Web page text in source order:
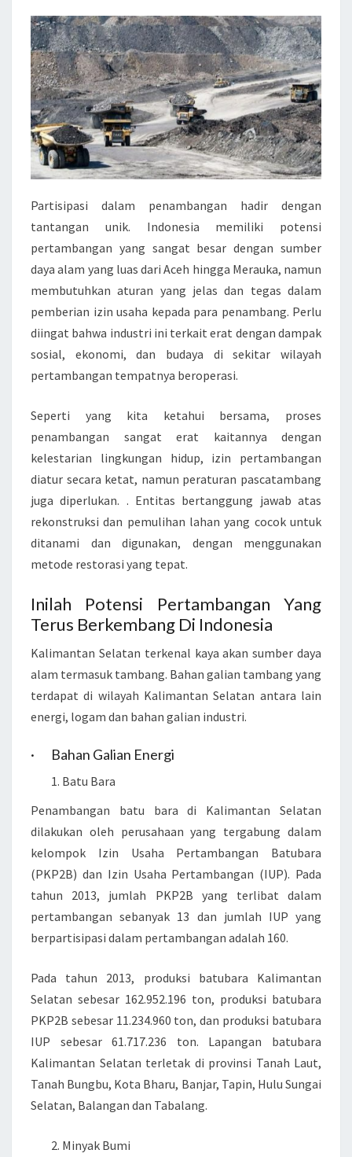
Partisipasi dalam penambangan hadir dengan
tantangan unik. Indonesia memiliki potensi
pertambangan yang sangat besar dengan sumber
daya alam yang luas dari Aceh hingga Merauka, namun
membutuhkan aturan yang jelas dan tegas dalam
pemberian izin usaha kepada para penambang. Perlu
diingat bahwa industri ini terkait erat dengan dampak
sosial, ekonomi, dan budaya di sekitar wilayah
pertambangan tempatnya beroperasi.
Seperti yang kita ketahui bersama, proses
penambangan sangat erat kaitannya dengan
kelestarian lingkungan hidup, izin pertambangan
diatur secara ketat, namun peraturan pascatambang
juga diperlukan. . Entitas bertanggung jawab atas
rekonstruksi dan pemulihan lahan yang cocok untuk
ditanami dan digunakan, dengan menggunakan
metode restorasi yang tepat.
Inilah Potensi Pertambangan Yang
Terus Berkembang Di Indonesia
Kalimantan Selatan terkenal kaya akan sumber daya
alam termasuk tambang. Bahan galian tambang yang
terdapat di wilayah Kalimantan Selatan antara lain
energi, logam dan bahan galian industri.
· Bahan Galian Energi
Batu Bara
Penambangan batu bara di Kalimantan Selatan
dilakukan oleh perusahaan yang tergabung dalam
kelompok Izin Usaha Pertambangan Batubara
(PKP2B) dan Izin Usaha Pertambangan (IUP). Pada
tahun 2013, jumlah PKP2B yang terlibat dalam
pertambangan sebanyak 13 dan jumlah IUP yang
berpartisipasi dalam pertambangan adalah 160.
Pada tahun 2013, produksi batubara Kalimantan
Selatan sebesar 162.952.196 ton, produksi batubara
PKP2B sebesar 11.234.960 ton, dan produksi batubara
IUP sebesar 61.717.236 ton. Lapangan batubara
Kalimantan Selatan terletak di provinsi Tanah Laut,
Tanah Bungbu, Kota Bharu, Banjar, Tapin, Hulu Sungai
Selatan, Balangan dan Tabalang.
Minyak Bumi